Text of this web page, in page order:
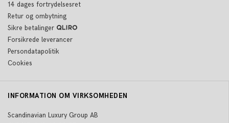
14 dages fortrydelsesret
Retur og ombytning
Sikre betalinger
Forsikrede leverancer
Persondatapolitik
Cookies
INFORMATION OM VIRKSOMHEDEN
Scandinavian Luxury Group AB